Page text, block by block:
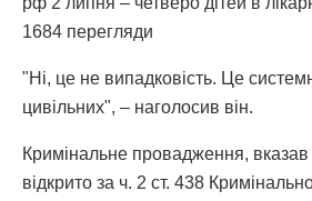
1684 перегляди
"Ні, це не випадковість. Це
цивільних", – наголосив він.
Кримінальне провадження, вказав
відкрито за ч. 2 ст. 438